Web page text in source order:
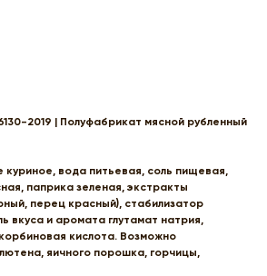
2019 | Полуфабрикат мясной рубленный
куриное, вода питьевая, соль пищевая,
паприка зеленая, экстракты
перец красный), стабилизатор
вкуса и аромата глутамат натрия,
кислота. Возможно
яичного порошка, горчицы,